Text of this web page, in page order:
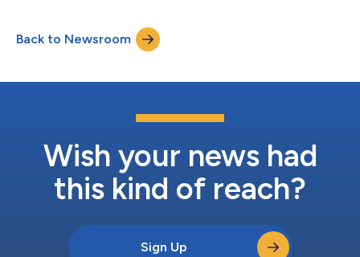
rupture totale avec les versions précédentes basées sur les
transformeurs, ce nouveau modèle s’impose comme le système
le plus performant du classemen...
Back to Newsroom
Wish your news had
this kind of reach?
Sign Up